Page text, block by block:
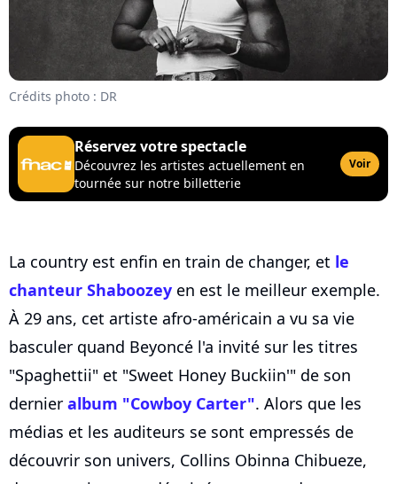
Crédits photo : DR
Réservez votre spectacle
Découvrez les artistes actuellement en
tournée sur notre billetterie
Voir
La country est enfin en train de changer, et le
chanteur Shaboozey en est le meilleur exemple.
À 29 ans, cet artiste afro-américain a vu sa vie
basculer quand Beyoncé l'a invité sur les titres
"Spaghettii" et "Sweet Honey Buckiin'" de son
dernier album "Cowboy Carter". Alors que les
médias et les auditeurs se sont empressés de
découvrir son univers, Collins Obinna Chibueze,